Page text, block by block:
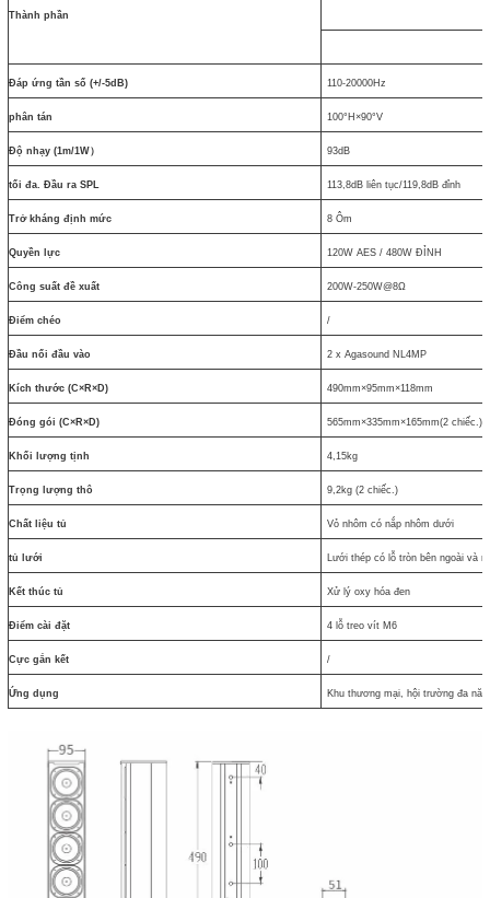
Thành phần
Đáp ứng tần số (+/-5dB) 110-20000Hz
phân tán 100°H×90°V
Độ nhạy (1m/1W） 93dB
tối đa. Đầu ra SPL 113,8dB liên tục/119,8dB đỉnh
Trở kháng định mức 8 Ôm
Quyền lực 120W AES / 480W ĐỈNH
Công suất đề xuất 200W-250W@8Ω
Điểm chéo /
Đầu nối đầu vào 2 x Agasound NL4MP
Kích thước (C×R×D) 490mm×95mm×118mm
Đóng gói (C×R×D) 565mm×335mm×165mm(2 chiếc.)
Khối lượng tịnh 4,15kg
Trọng lượng thô 9,2kg (2 chiếc.)
Chất liệu tủ Vỏ nhôm có nắp nhôm dưới
tủ lưới Lưới thép có lỗ tròn bên ngoài và
Kết thúc tủ Xử lý oxy hóa đen
Điểm cài đặt 4 lỗ treo vít M6
Cực gắn kết /
Ứng dụng Khu thương mại, hội trường đa